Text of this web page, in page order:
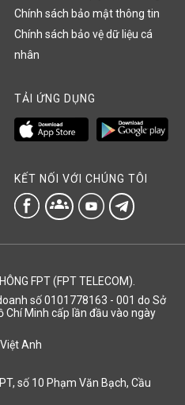
Chính sách bảo mật thông tin
Chính sách bảo vệ dữ liệu cá
nhân
TẢI ỨNG DỤNG
KẾT NỐI VỚI CHÚNG TÔI
groups
FPT (FPT TELECOM).
số 0101778163 - 001 do Sở
Chí Minh cấp lần đầu vào ngày
Anh
số 10 Phạm Văn Bạch, Cầu